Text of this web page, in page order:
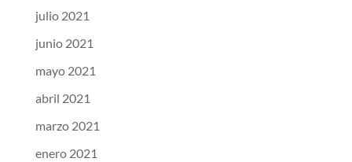
julio 2021
junio 2021
mayo 2021
abril 2021
marzo 2021
enero 2021